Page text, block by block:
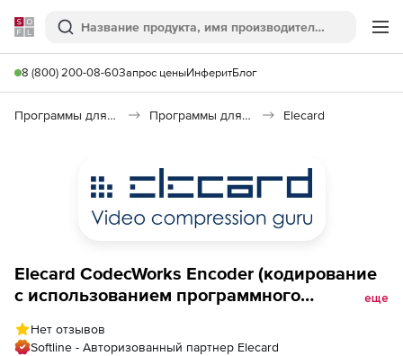
Softline
Поиск
8 (800) 200-08-60Запрос ценыИнферитБлог
Программы для программирования Программы для разработки ПО Elecard
Elecard CodecWorks Encoder (кодирование
с использованием программного
каналы 4 Входные каналы SD (720x576)
еще
Нет отзывов
Softline - Авторизованный партнер Elecard